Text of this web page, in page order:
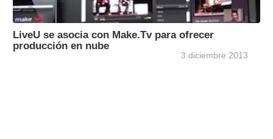
LiveU se asocia con Make.Tv para ofrecer
producción en nube
3 diciembre 2013